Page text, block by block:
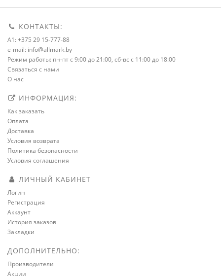
КОНТАКТЫ:
A1: +375 29 15-777-88
e-mail: info@allmark.by
Режим работы: пн-пт с 9:00 до 21:00, сб-вс с 11:00 до 18:00
Связаться с нами
О нас
ИНФОРМАЦИЯ:
Как заказать
Оплата
Доставка
Условия возврата
Политика безопасности
Условия соглашения
ЛИЧНЫЙ КАБИНЕТ
Логин
Регистрация
Аккаунт
История заказов
Закладки
ДОПОЛНИТЕЛЬНО:
Производители
Акции